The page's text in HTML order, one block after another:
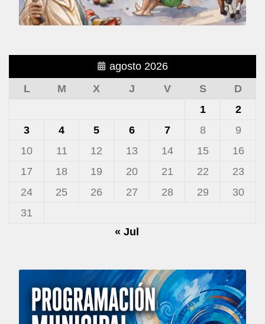
agosto 2026
L
M X J V S
D
1
2
3
4 5 6 7 8
9
10
11 12 13 14 15
16
17
18 19 20 21 22
23
24
25 26 27 28 29
30
31
« Jul